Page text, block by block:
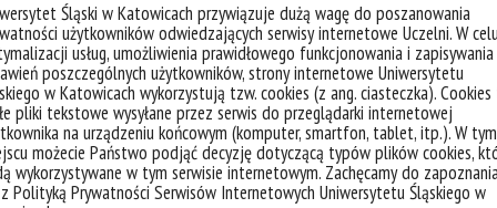
Śląski w Katowicach przywiązuje dużą wagę do poszanowania
użytkowników odwiedzających serwisy internetowe Uczelni. W
usług, umożliwienia prawidłowego funkcjonowania i zapisywania
poszczególnych użytkowników, strony internetowe Uniwersytetu
w Katowicach wykorzystują tzw. cookies (z ang. ciasteczka).
pliki tekstowe wysyłane przez serwis do przeglądarki internetowej
na urządzeniu końcowym (komputer, smartfon, tablet, itp.). W tym
możecie Państwo podjąć decyzję dotyczącą typów plików cookies,
wykorzystywane w tym serwisie internetowym. Zachęcamy do
Polityką Prywatności Serwisów Internetowych Uniwersytetu Śląskiego w
kategorie:bez kategorii informacje
wiadomości
tagi :program wydarzeń śląski festiwal nauki zgłoś